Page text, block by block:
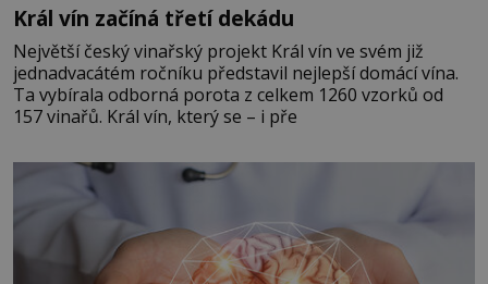
Král vín začíná třetí dekádu
Největší český vinařský projekt Král vín ve svém již
jednadvacátém ročníku představil nejlepší domácí vína.
Ta vybírala odborná porota z celkem 1260 vzorků od
157 vinařů. Král vín, který se – i pře